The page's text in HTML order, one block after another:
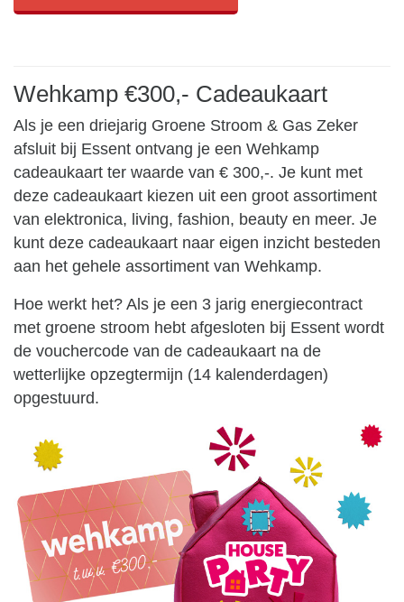
Wehkamp €300,- Cadeaukaart
Als je een driejarig Groene Stroom & Gas Zeker
afsluit bij Essent ontvang je een Wehkamp
cadeaukaart ter waarde van € 300,-. Je kunt met
deze cadeaukaart kiezen uit een groot assortiment
van elektronica, living, fashion, beauty en meer. Je
kunt deze cadeaukaart naar eigen inzicht besteden
aan het gehele assortiment van Wehkamp.
Hoe werkt het? Als je een 3 jarig energiecontract
met groene stroom hebt afgesloten bij Essent wordt
de vouchercode van de cadeaukaart na de
wetterlijke opzegtermijn (14 kalenderdagen)
opgestuurd.